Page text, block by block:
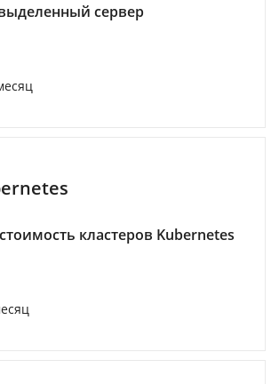
сервер
кластеров Kubernetes